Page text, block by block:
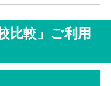
比較」ご利用